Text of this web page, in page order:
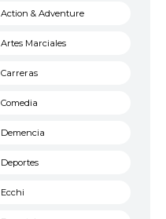
Action & Adventure
Artes Marciales
Carreras
Comedia
Demencia
Deportes
Ecchi